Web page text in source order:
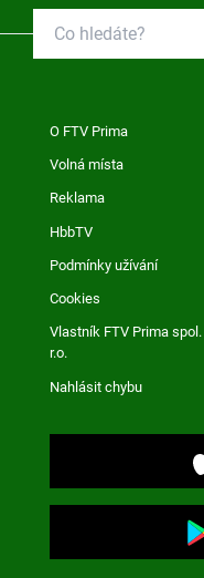
O FTV Prima
Volná místa
Reklama
HbbTV
Podmínky užívání
Cookies
Vlastník FTV Prima spol.
r.o.
Nahlásit chybu